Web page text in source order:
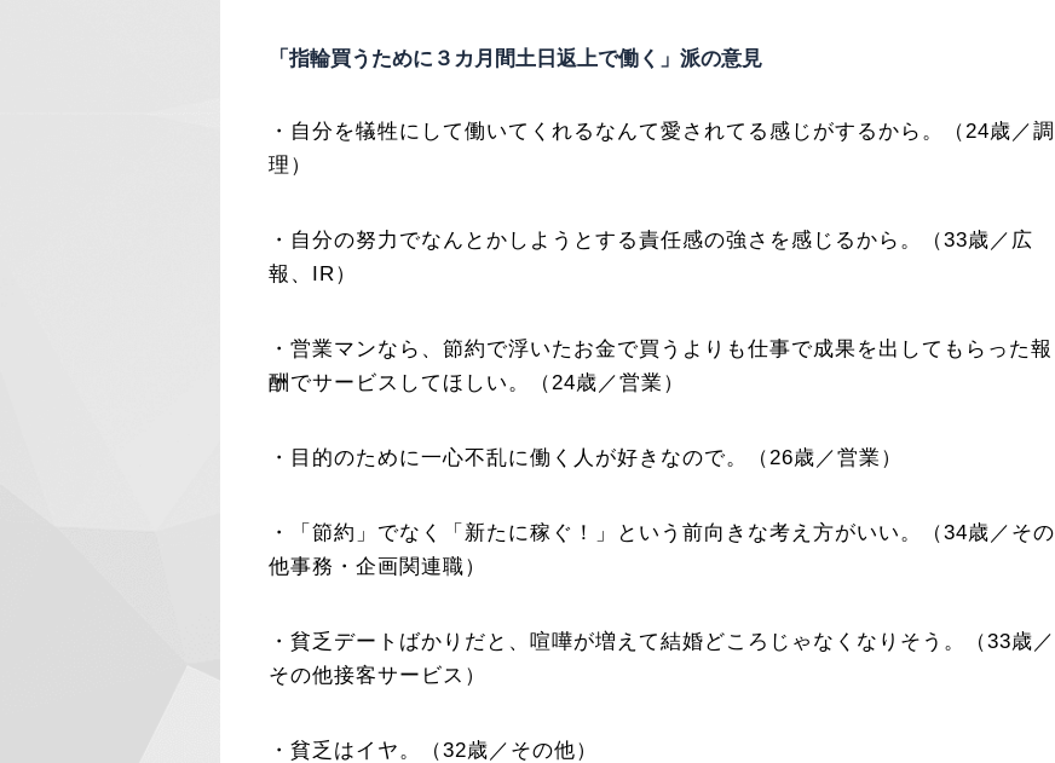
「指輪買うために３カ月間土日返上で働く」派の意見
・自分を犠牲にして働いてくれるなんて愛されてる感じがするから。（24歳／調
理）
・自分の努力でなんとかしようとする責任感の強さを感じるから。（33歳／広
報、IR）
・営業マンなら、節約で浮いたお金で買うよりも仕事で成果を出してもらった報
酬でサービスしてほしい。（24歳／営業）
・目的のために一心不乱に働く人が好きなので。（26歳／営業）
・「節約」でなく「新たに稼ぐ！」という前向きな考え方がいい。（34歳／その
他事務・企画関連職）
・貧乏デートばかりだと、喧嘩が増えて結婚どころじゃなくなりそう。（33歳／
その他接客サービス）
・貧乏はイヤ。（32歳／その他）